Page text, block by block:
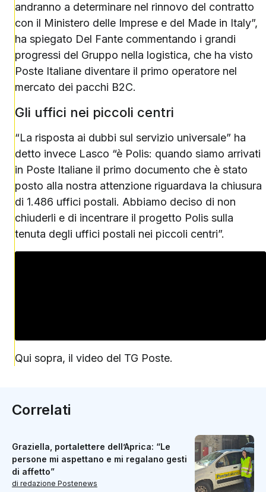
andranno a determinare nel rinnovo del contratto
con il Ministero delle Imprese e del Made in Italy”,
ha spiegato Del Fante commentando i grandi
progressi del Gruppo nella logistica, che ha visto
Poste Italiane diventare il primo operatore nel
mercato dei pacchi B2C.
Gli uffici nei piccoli centri
“La risposta ai dubbi sul servizio universale” ha
detto invece Lasco “è Polis: quando siamo arrivati
in Poste Italiane il primo documento che è stato
posto alla nostra attenzione riguardava la chiusura
di 1.486 uffici postali. Abbiamo deciso di non
chiuderli e di incentrare il progetto Polis sulla
tenuta degli uffici postali nei piccoli centri”.
Qui sopra, il video del TG Poste.
Correlati
Graziella, portalettere dell’Aprica: “Le
persone mi aspettano e mi regalano gesti
di affetto”
di redazione Postenews